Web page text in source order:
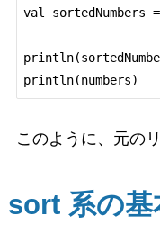
val sortedNumbers
このように、元の
sort 系の基